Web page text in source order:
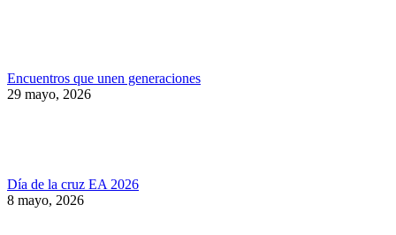
Encuentros que unen generaciones
29 mayo, 2026
Día de la cruz EA 2026
8 mayo, 2026